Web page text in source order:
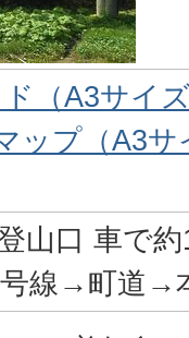
（A3サイ
ップ（A3
山口 車で
線→町道→